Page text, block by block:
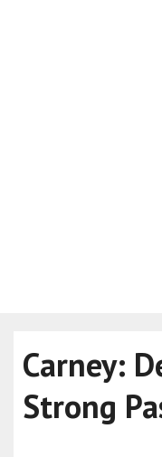
Carney:
Strong